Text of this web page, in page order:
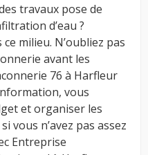
travaux pose de
d’eau ?
milieu. N’oubliez pas
avant les
76 à Harfleur
vous
et organiser les
vous n’avez pas assez
Entreprise